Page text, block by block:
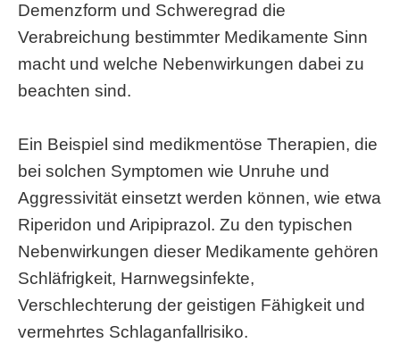
Demenzform und Schweregrad die
Verabreichung bestimmter Medikamente Sinn
macht und welche Nebenwirkungen dabei zu
beachten sind.
Ein Beispiel sind medikmentöse Therapien, die
bei solchen Symptomen wie Unruhe und
Aggressivität einsetzt werden können, wie etwa
Riperidon und Aripiprazol. Zu den typischen
Nebenwirkungen dieser Medikamente gehören
Schläfrigkeit, Harnwegsinfekte,
Verschlechterung der geistigen Fähigkeit und
vermehrtes Schlaganfallrisiko.